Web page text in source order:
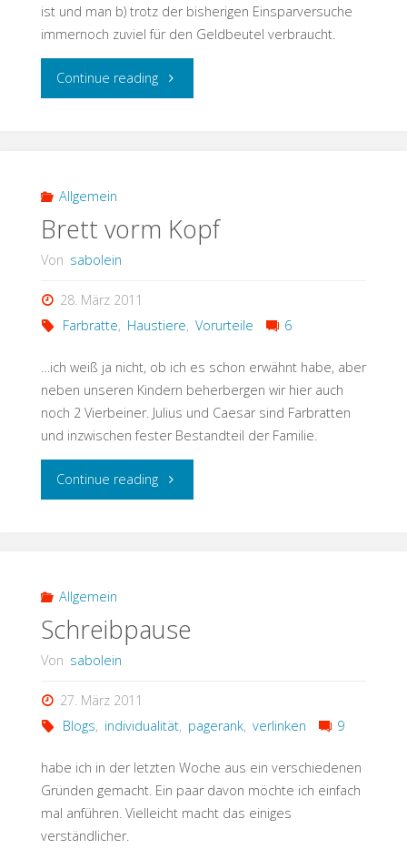
ist und man b) trotz der bisherigen Einsparversuche
immernoch zuviel für den Geldbeutel verbraucht.
Continue reading"Energiesparen"
Allgemein
Brett vorm Kopf
Von sabolein
28. März 2011
Farbratte, Haustiere, Vorurteile 6
…ich weiß ja nicht, ob ich es schon erwähnt habe, aber
neben unseren Kindern beherbergen wir hier auch
noch 2 Vierbeiner. Julius und Caesar sind Farbratten
und inzwischen fester Bestandteil der Familie.
Continue reading"Brett
Allgemein
Schreibpause
Von sabolein
27. März 2011
Blogs, individualität, pagerank, verlinken 9
habe ich in der letzten Woche aus ein verschiedenen
Gründen gemacht. Ein paar davon möchte ich einfach
mal anführen. Vielleicht macht das einiges
verständlicher.